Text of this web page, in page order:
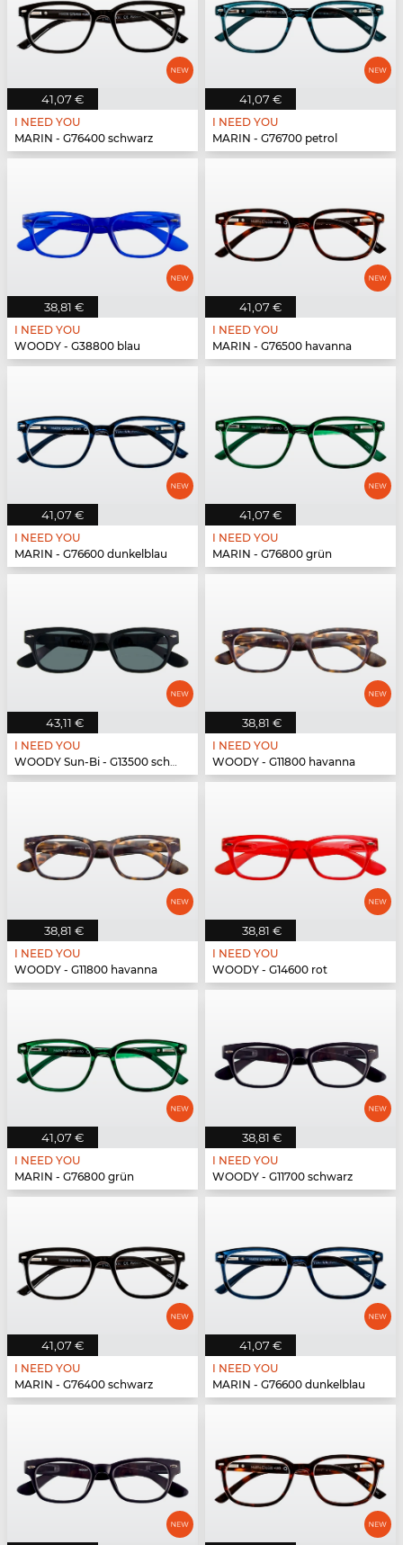
41,07 €
I NEED YOU
MARIN - G76400 schwarz
41,07 €
I NEED YOU
MARIN - G76700 petrol
38,81 €
I NEED YOU
WOODY - G38800 blau
41,07 €
I NEED YOU
MARIN - G76500 havanna
41,07 €
I NEED YOU
MARIN - G76600 dunkelblau
41,07 €
I NEED YOU
MARIN - G76800 grün
43,11 €
I NEED YOU
WOODY Sun-Bi - G13500 schwarz
38,81 €
I NEED YOU
WOODY - G11800 havanna
38,81 €
I NEED YOU
WOODY - G11800 havanna
38,81 €
I NEED YOU
WOODY - G14600 rot
41,07 €
I NEED YOU
MARIN - G76800 grün
38,81 €
I NEED YOU
WOODY - G11700 schwarz
41,07 €
I NEED YOU
MARIN - G76400 schwarz
41,07 €
I NEED YOU
MARIN - G76600 dunkelblau